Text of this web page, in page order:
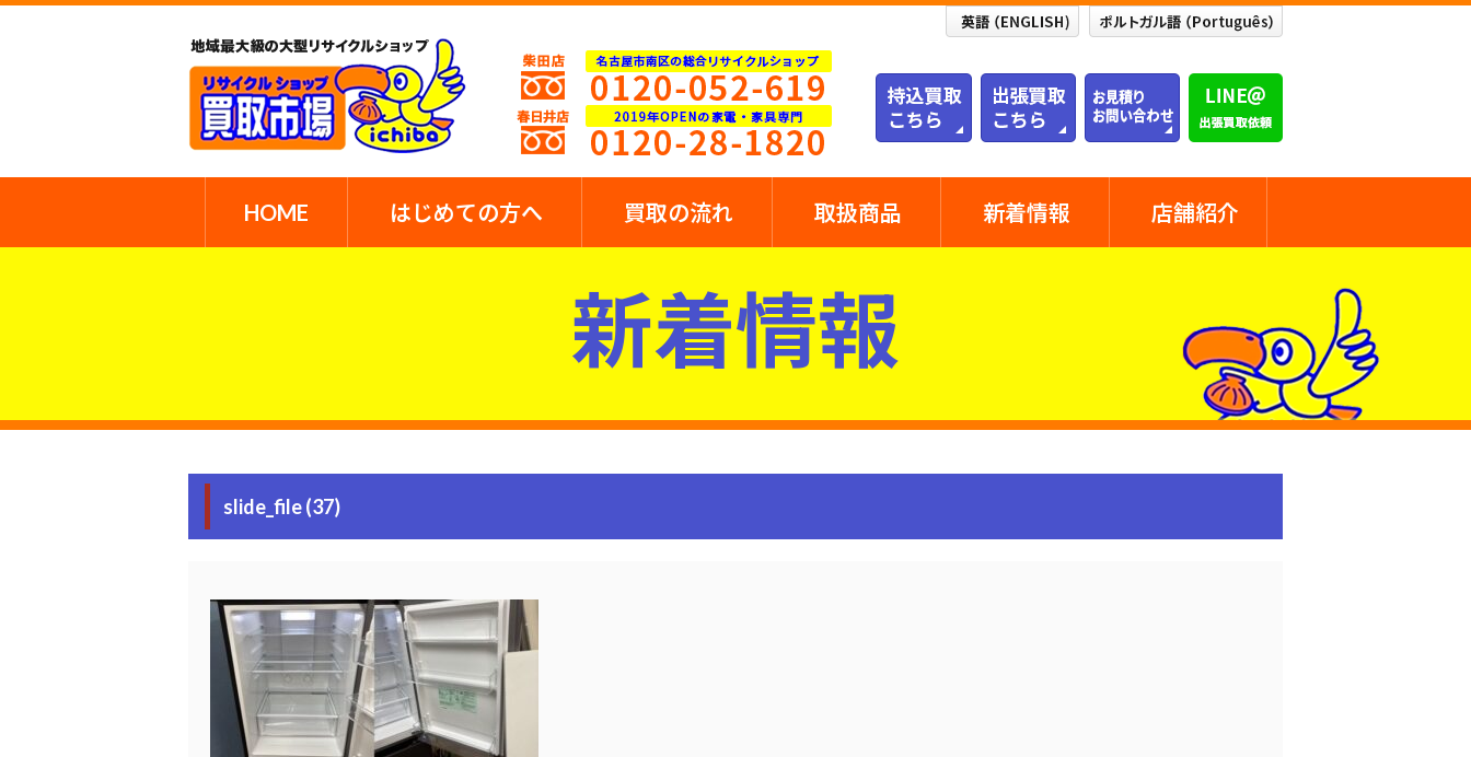
HOME はじめての方へ 買取の流れ 取扱商品 新着情報 店舗紹介
新着情報
slide_file (37)